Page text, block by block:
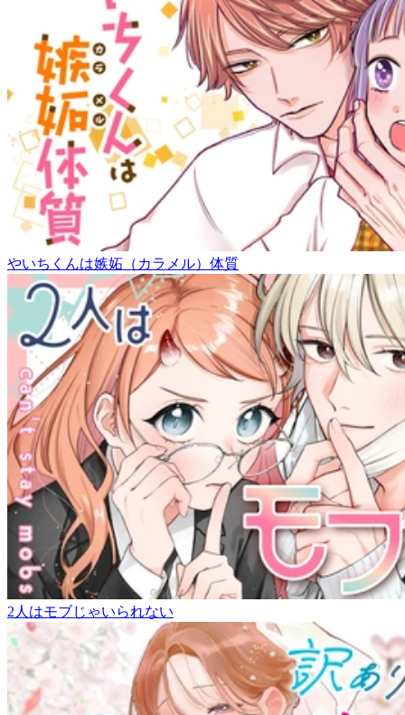
やいちくんは嫉妬（カラメル）体質
2人はモブじゃいられない